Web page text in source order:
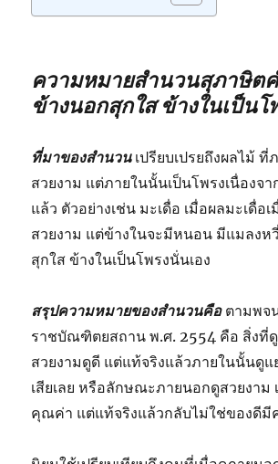
ความหมายสำนวนสุภาษิตค
ข้างนอกสุกใส ข้างในเป็นโ
ที่มาของสำนวนเปรียบเปรยถึงผลไม้ ที่
สวยงาม แต่ภายในนั้นเป็นโพรงเนื่องจ
แล้ว ตัวอย่างเช่น มะเดื่อ เมื่อผลมะเดื่อ
สวยงาม แต่ข้างในจะมีหนอน มีแมลงห
สุกใส ข้างในเป็นโพรงนั่นเอง
สรุปความหมายของสำนวนคือตามพจ
ราชบัณฑิตยสถาน พ.ศ. 2554 คือ สิ่งที่
สวยงามดูดี แต่แท้จริงแล้วภายในนั้นดูแ
เสียเลย หรือลักษณะภายนอกดูสวยงาม
คุณค่า แต่แท้จริงแล้วกลับไม่ใช่ของดี